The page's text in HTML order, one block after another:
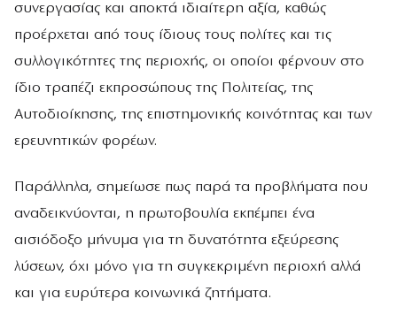
συνεργασίας και αποκτά ιδιαίτερη αξία, καθώς
προέρχεται από τους ίδιους τους πολίτες και τις
συλλογικότητες της περιοχής, οι οποίοι φέρνουν στο
ίδιο τραπέζι εκπροσώπους της Πολιτείας, της
Αυτοδιοίκησης, της επιστημονικής κοινότητας και των
ερευνητικών φορέων.
Παράλληλα, σημείωσε πως παρά τα προβλήματα που
αναδεικνύονται, η πρωτοβουλία εκπέμπει ένα
αισιόδοξο μήνυμα για τη δυνατότητα εξεύρεσης
λύσεων, όχι μόνο για τη συγκεκριμένη περιοχή αλλά
και για ευρύτερα κοινωνικά ζητήματα.